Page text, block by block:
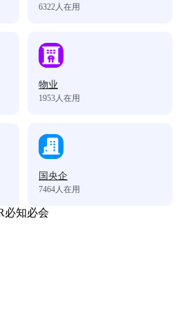
6322人在用
物业
1953人在用
国央企
7464人在用